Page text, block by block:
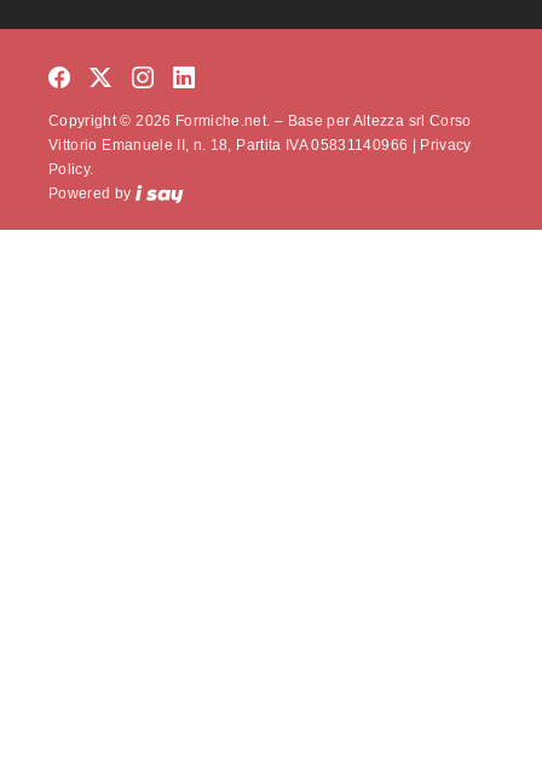
Copyright © 2026 Formiche.net. – Base per Altezza srl Corso
Vittorio Emanuele II, n. 18, Partita IVA 05831140966 | Privacy
Policy.
Powered by